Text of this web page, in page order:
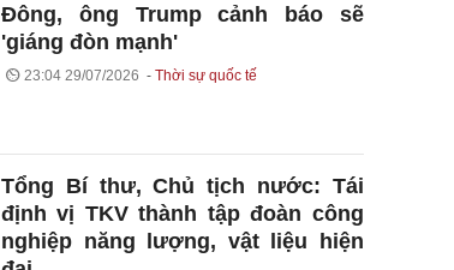
Đông, ông Trump cảnh báo sẽ
'giáng đòn mạnh'
23:04 29/07/2026 Thời sự quốc tế
Tổng Bí thư, Chủ tịch nước: Tái
định vị TKV thành tập đoàn công
nghiệp năng lượng, vật liệu hiện